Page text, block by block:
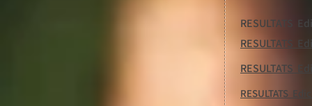
RESULTATS
RESULTATS
RESULTATS
RESULTATS